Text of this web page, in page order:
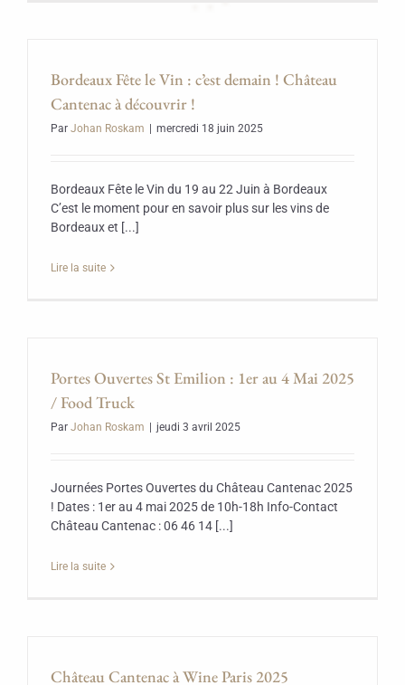
Bordeaux Fête le Vin : c’est demain ! Château
Cantenac à découvrir !
Par Johan Roskam mercredi 18 juin 2025
Bordeaux Fête le Vin du 19 au 22 Juin à Bordeaux
C’est le moment pour en savoir plus sur les vins de
Bordeaux et [...]
Lire la suite
Portes Ouvertes St Emilion : 1er au 4 Mai 2025
/ Food Truck
Par Johan Roskam jeudi 3 avril 2025
Journées Portes Ouvertes du Château Cantenac 2025
! Dates : 1er au 4 mai 2025 de 10h-18h Info-Contact
Château Cantenac : 06 46 14 [...]
Lire la suite
Château Cantenac à Wine Paris 2025